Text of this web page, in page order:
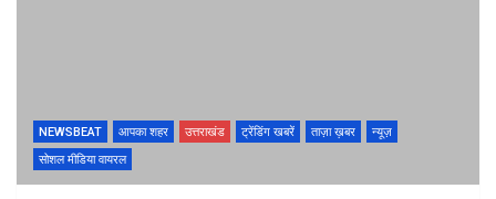
NEWSBEAT आपका शहर उत्तराखंड ट्रेंडिंग खबरें ताज़ा ख़बर
न्यूज़
सोशल मीडिया वायरल